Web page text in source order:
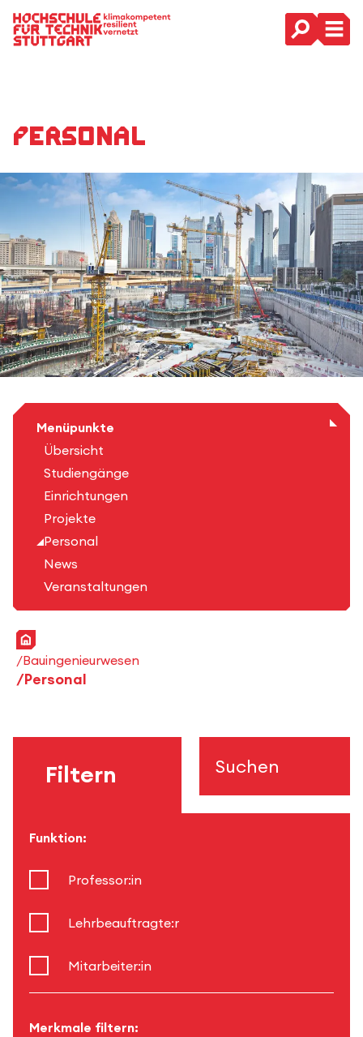
Hauptnavigation
Personal
Menüpunkte
Übersicht
Studiengänge
Einrichtungen
Projekte
Personal
News
Veranstaltungen
Startseite
Bauingenieurwesen
Personal
Filtern Suchen
Funktion:
Professor:in
Lehrbeauftragte:r
Mitarbeiter:in
Merkmale filtern: